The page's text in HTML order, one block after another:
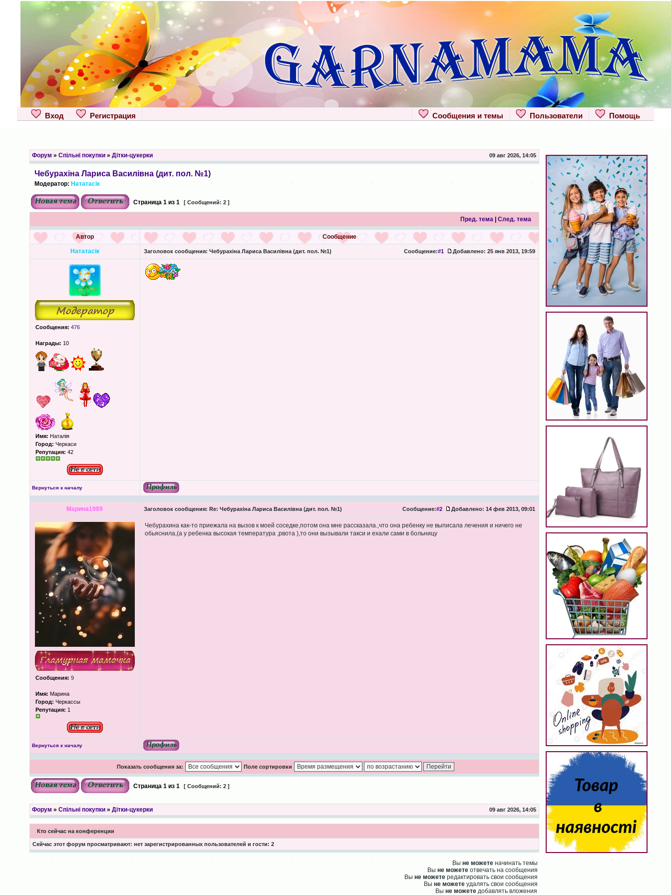
Вход Регистрация Помощь
Пользователи
Сообщения и темы
Форум » Спільні покупки» Дітки-цукерки 09 авг 2026, 14:05
Чебурахіна Лариса Василівна (дит. пол. №1)
Модератор: Нататасік
Страница 1из 1 [ Сообщений: 2 ]
Пред. тема| След. тема
Автор Сообщение
Нататасік Заголовок сообщения: Чебурахіна Лариса Василівна (дит. пол. №1) Сообщение:#1 Добавлено: 25 янв 2013, 19:59
Сообщения: 476
Награды: 10
Имя: Наталія
Город: Черкаси
Репутация: 42
Вернуться к началу
Марина1989 Заголовок сообщения: Re: Чебурахіна Лариса Василівна (дит. пол. №1) Сообщение:#2 Добавлено: 14 фев 2013, 09:01
Сообщения: 9
Имя: Марина
Город: Черкассы
Репутация: 1
Чебурахина как-то приежала на вызов к моей соседке,потом она мне рассказала.,что она ребенку не выписала лечения и ничего не
обьяснила,(а у ребенка высокая температура ,рвота ),то они вызывали такси и ехали сами в больницу
Вернуться к началу
Показать сообщения за: Поле сортировки
Страница 1из 1 [ Сообщений: 2 ]
Форум » Спільні покупки» Дітки-цукерки 09 авг 2026, 14:05
Кто сейчас на конференции
Сейчас этот форум просматривают: нет зарегистрированных пользователей и гости: 2
Вы не можетеначинать темы
Вы не можетеотвечать на сообщения
Вы не можетередактировать свои сообщения
Вы не можетеудалять свои сообщения
Вы не можетедобавлять вложения